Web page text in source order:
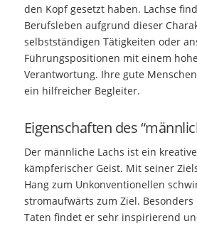
den Kopf gesetzt haben. Lachse
Berufsleben aufgrund dieser
selbstständigen Tätigkeiten oder
Führungspositionen mit einem
Verantwortung. Ihre gute
ein hilfreicher Begleiter.
Eigenschaften des
Der männliche Lachs ist ein
kämpferischer Geist. Mit seiner
Hang zum Unkonventionellen
stromaufwärts zum Ziel.
Taten findet er sehr inspirierend